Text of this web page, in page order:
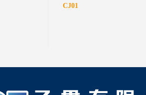
CJ01